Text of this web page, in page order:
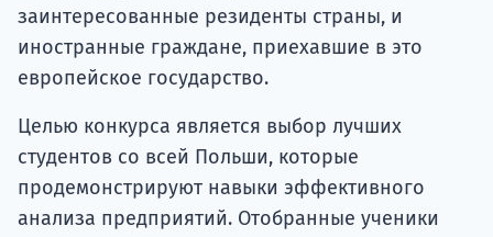
заинтересованные резиденты страны, и
иностранные граждане, приехавшие в это
европейское государство.
Целью конкурса является выбор лучших
студентов со всей Польши, которые
продемонстрируют навыки эффективного
анализа предприятий. Отобранные ученики